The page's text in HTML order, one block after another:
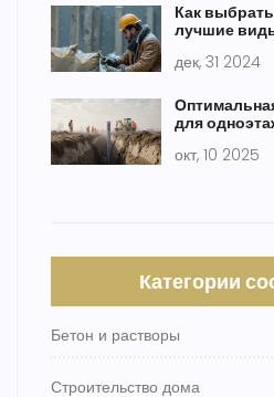
Как
лучшие
дек, 31 2024
для
окт, 10 2025
Категории
Бетон и растворы
Строительство дома